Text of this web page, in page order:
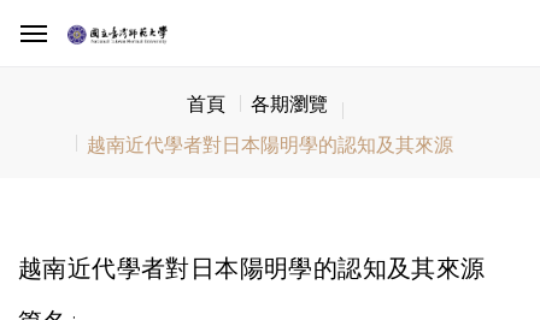
首頁
各期瀏覽
越南近代學者對日本陽明學的認知及其來源
越南近代學者對日本陽明學的認知及其來源